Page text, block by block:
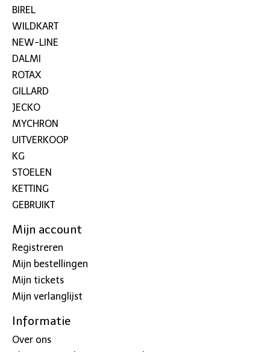
BIREL
WILDKART
NEW-LINE
DALMI
ROTAX
GILLARD
JECKO
MYCHRON
UITVERKOOP
KG
STOELEN
KETTING
GEBRUIKT
Mijn account
Registreren
Mijn bestellingen
Mijn tickets
Mijn verlanglijst
Informatie
Over ons